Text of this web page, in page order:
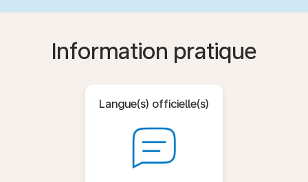
Information pratique
Langue(s) officielle(s)